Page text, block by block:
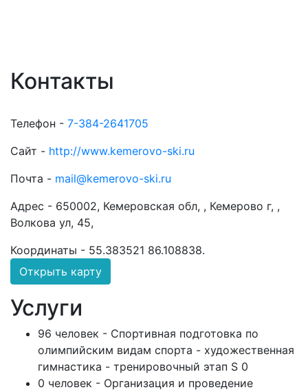
Контакты
Телефон - 7-384-2641705
Сайт - http://www.kemerovo-ski.ru
Почта - mail@kemerovo-ski.ru
Адрес - 650002, Кемеровская обл, , Кемерово г, ,
Волкова ул, 45,
Координаты - 55.383521 86.108838.
Открыть карту
Услуги
96 человек - Спортивная подготовка по
олимпийским видам спорта - художественная
гимнастика - тренировочный этап S 0
0 человек - Организация и проведение